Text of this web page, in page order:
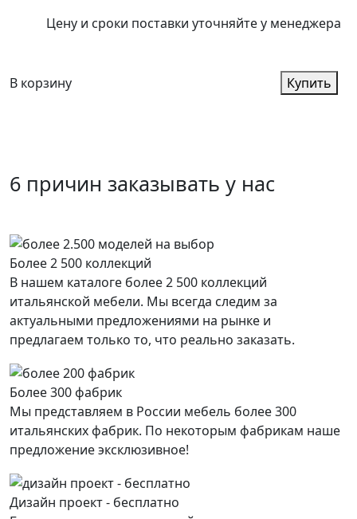
Цену и сроки поставки уточняйте у менеджера
В корзину Купить
6 причин заказывать у нас
Более 2 500 коллекций
В нашем каталоге более 2 500 коллекций
итальянской мебели. Мы всегда следим за
актуальными предложениями на рынке и
предлагаем только то, что реально заказать.
Более 300 фабрик
Мы представляем в России мебель более 300
итальянских фабрик. По некоторым фабрикам наше
предложение эксклюзивное!
Дизайн проект - бесплатно